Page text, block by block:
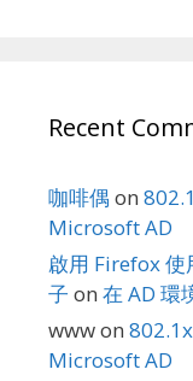
Recent
咖啡偶 on
Microsoft AD
啟用 Firefox 使
子 on 在 AD 環
wwwon
Microsoft AD